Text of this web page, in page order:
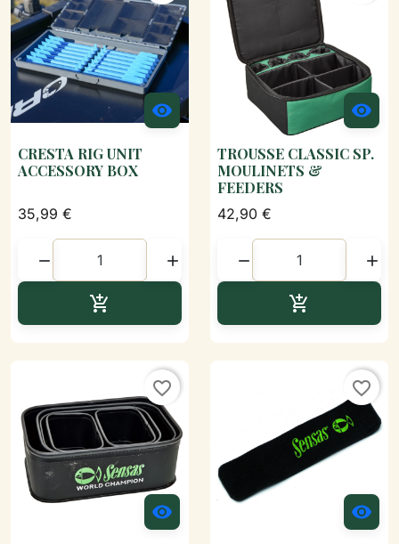

CRESTA RIG UNIT
ACCESSORY BOX
35,99 €
 


TROUSSE CLASSIC SP.
MOULINETS &
FEEDERS
42,90 €
 


favorite_border

favorite_border